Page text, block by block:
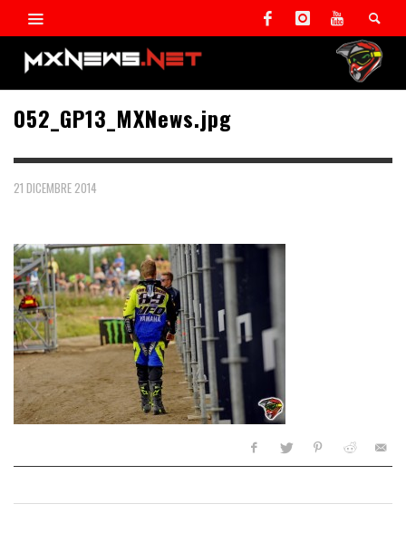
052_GP13_MXNews.jpg
21 DICEMBRE 2014